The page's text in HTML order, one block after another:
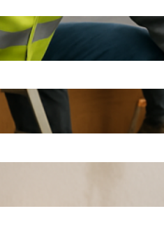
in Wetzlar:
für Eigentümer
Praktische Tipps für
Ausbau